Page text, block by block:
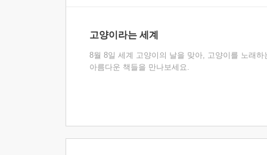
고양이라는 세계
8월 8일 세계 고양이의 날을 맞아, 고양이를 노래하
아름다운 책들을 만나보세요.